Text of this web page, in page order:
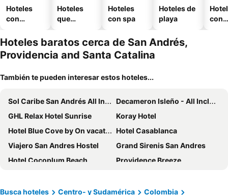
Hoteles
con
Hoteles
que
mascotas
Hoteles
con spa
Hoteles de
playa
con
Hoteles baratos cerca de San Andrés,
Providencia and Santa Catalina
También te pueden interesar estos hoteles...
Sol Caribe San Andrés All Inclusive
Decameron Isleño - All Inclusive
GHL Relax Hotel Sunrise
Koray Hotel
Hotel Blue Cove by On vacation
Hotel Casablanca
Viajero San Andres Hostel
Grand Sirenis San Andres
Hotel Cocoplum Beach
Providence Breeze
Hotel Portofino
Portobelo Plaza de las Americas
Busca hoteles Centro- y Sudamérica
Colombia